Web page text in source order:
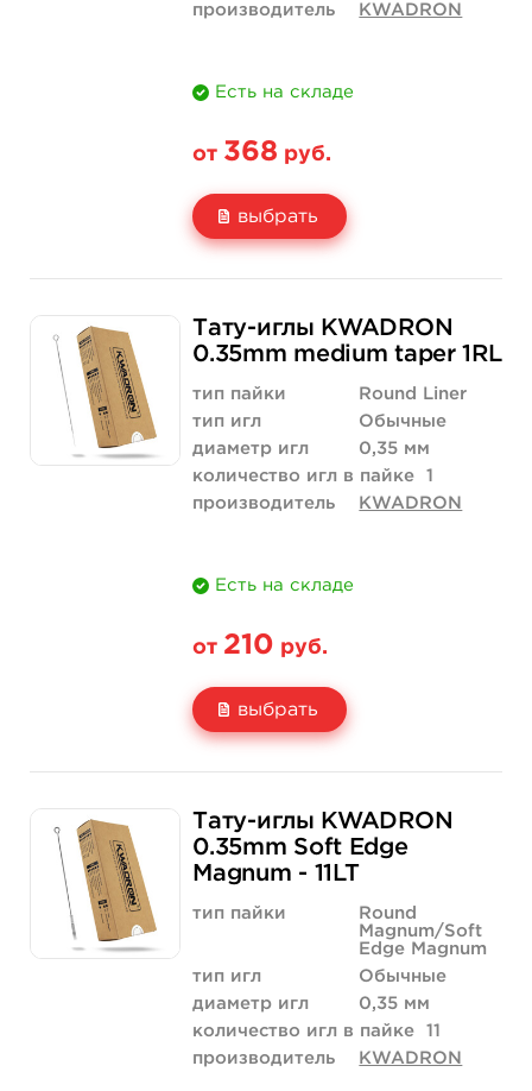
производитель
KWADRON
Есть на складе
от 368 руб.
выбрать
Цена
Количество
368 руб.
купить
736 руб.
купить
Тату-иглы KWADRON
0.35mm medium taper 1RL
тип пайки
Round Liner
тип игл
Обычные
диаметр игл
0,35 мм
количество игл в пайке
1
производитель
KWADRON
Есть на складе
от 210 руб.
выбрать
Цена
Количество
210 руб.
купить
Тату-иглы KWADRON
0.35mm Soft Edge
Magnum - 11LT
тип пайки
Round
Magnum/Soft
Edge Magnum
тип игл
Обычные
диаметр игл
0,35 мм
количество игл в пайке
11
производитель
KWADRON